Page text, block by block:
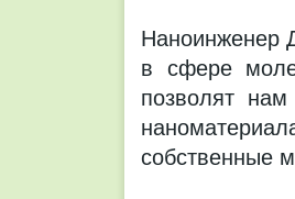
Наноинженер
в сфере
позволят
собственные